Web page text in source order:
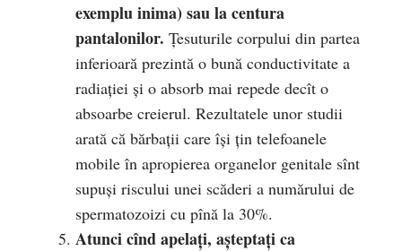
exemplu inima) sau la centura
pantalonilor. Ţesuturile corpului din partea
inferioară prezintă o bună conductivitate a
radiaţiei şi o absorb mai repede decît o
absoarbe creierul. Rezultatele unor studii
arată că bărbaţii care îşi ţin telefoanele
mobile în apropierea organelor genitale sînt
supuşi riscului unei scăderi a numărului de
spermatozoizi cu pînă la 30%.
Atunci cînd apelaţi, aşteptaţi ca